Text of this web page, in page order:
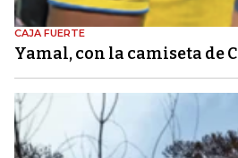
CAJA FUERTE
Yamal, con la camiseta de